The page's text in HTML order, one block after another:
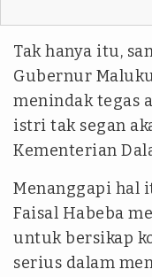
Tak hanya itu,
Gubernur
menindak tegas
istri tak segan
Kementerian
Menanggapi hal
Faisal Habeba
untuk bersikap
serius dalam